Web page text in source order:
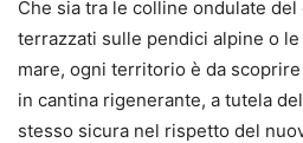
Che sia tra le colline ondulate
terrazzati sulle pendici alpine o
mare, ogni territorio è da
in cantina rigenerante, a tutela
stesso sicura nel rispetto del